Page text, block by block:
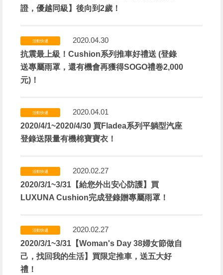
證，優越同級】後向到2歲！
活動快遞
2020.04.30
抗震最上級！Cushion系列推車好禮送 (登錄
送專屬雨罩，還有機會再獲得SOGO禮卷2,000
元)！
活動快遞
2020.04.01
2020/4/1~2020/4/30 買Fladea系列平躺型汽座
登錄送限量有機棉寶寶衣！
活動快遞
2020.02.27
2020/3/1~3/31【給您外出安心防護】買
LUXUNA Cushion完成登錄贈專屬雨罩！
活動快遞
2020.02.27
2020/3/1~3/31【Woman's Day 38婦女節做自
己，找回我的生活】買限定推車，送五大好
禮！